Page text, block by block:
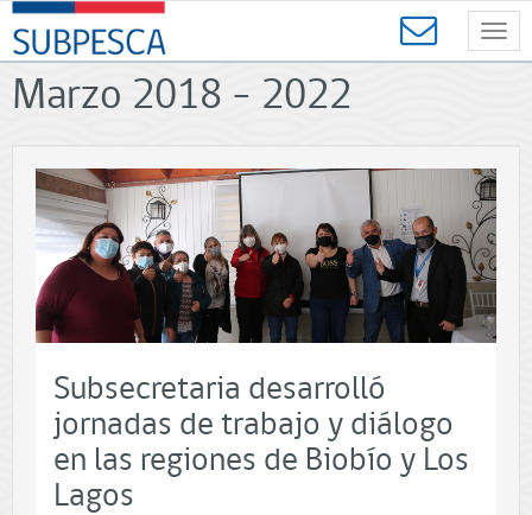
Contenido
principal
SUBPESCA
-
Subsecretaría
de
Acuicultura
Gobierno
de
Chile
Marzo 2018 - 2022
Subsecretaria desarrolló
jornadas de trabajo y diálogo
en las regiones de Biobío y Los
Lagos